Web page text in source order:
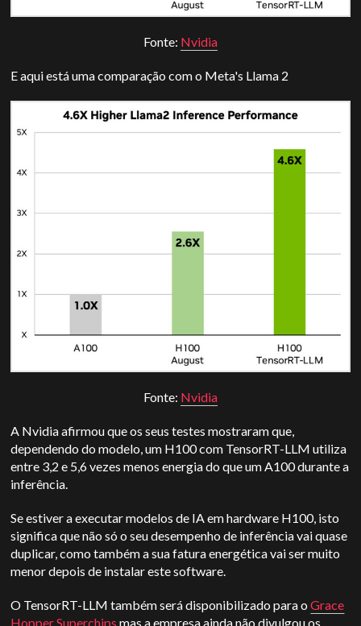
Fonte: Nvidia
E aqui está uma comparação com o Meta's Llama 2
Fonte: Nvidia
A Nvidia afirmou que os seus testes mostraram que,
dependendo do modelo, um H100 com TensorRT-LLM utiliza
entre 3,2 e 5,6 vezes menos energia do que um A100 durante a
inferência.
Se estiver a executar modelos de IA em hardware H100, isto
significa que não só o seu desempenho de inferência vai quase
duplicar, como também a sua fatura energética vai ser muito
menor depois de instalar este software.
O TensorRT-LLM também será disponibilizado para oGrace
Hopper Superchips mas a empresa ainda não divulgou os